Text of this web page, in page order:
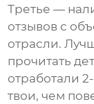
Третье —
отзывов с
отрасли.
прочитать
отработали
твои, чем